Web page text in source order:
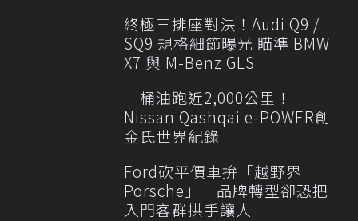
終極三排座對決！Audi Q9 /
SQ9 規格細節曝光 瞄準 BMW
X7 與 M-Benz GLS
一桶油跑近2,000公里！
Nissan Qashqai e-POWER創
金氏世界紀錄
Ford砍平價車拚「越野界
Porsche」 品牌轉型卻恐把
入門客群拱手讓人